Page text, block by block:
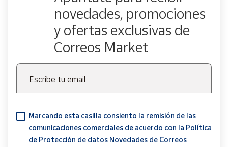
novedades, promociones
y ofertas exclusivas de
Correos Market
Escribe tu email
Marcando esta casilla consiento la remisión de las
comunicaciones comerciales de acuerdo con la Política
de Protección de datos Novedades de Correos